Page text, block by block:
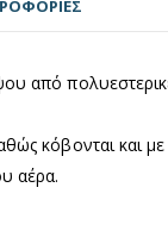
από
κόβονται και με
αέρα.